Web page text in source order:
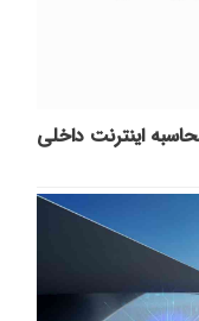
اینترنت داخلی